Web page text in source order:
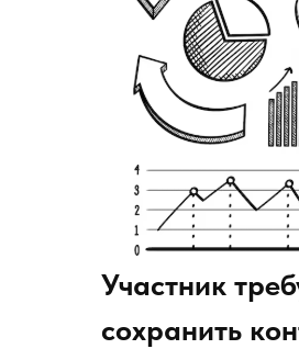
Участник
сохранить